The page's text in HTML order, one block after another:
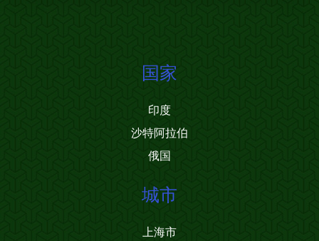
国家
印度
沙特阿拉伯
俄国
城市
上海市